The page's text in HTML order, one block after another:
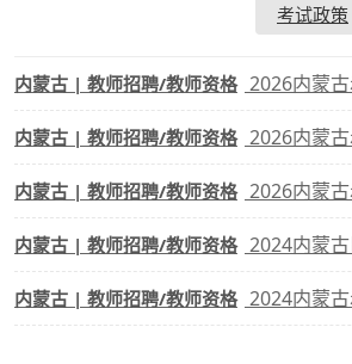
成绩查询
分数线
资格复审
面试补录
历年真题
考试政策
内蒙古 | 教师招聘/教师资格 2026内蒙
内蒙古 | 教师招聘/教师资格 2026内蒙古赤
内蒙古 | 教师招聘/教师资格 2026内蒙
内蒙古 | 教师招聘/教师资格 2024内蒙
内蒙古 | 教师招聘/教师资格 2024内蒙古